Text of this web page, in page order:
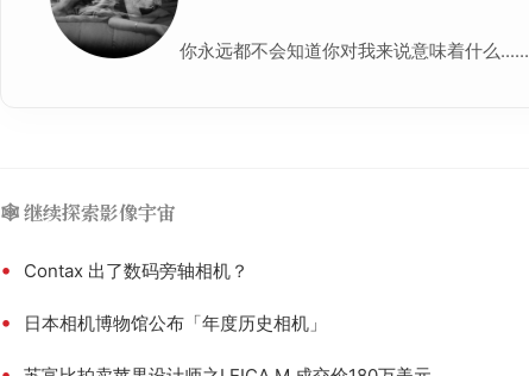
你永远都不会知道你对我来说意味着什么......
🕸️ 继续探索影像宇宙
• Contax 出了数码旁轴相机？
• 日本相机博物馆公布「年度历史相机」